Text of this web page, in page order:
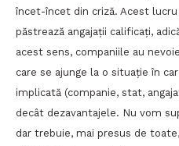
încet-încet din criză. Acest
păstrează angajații calificați,
acest sens, companiile au
care se ajunge la o situație în
implicată (companie, stat,
decât dezavantajele. Nu vom
dar trebuie, mai presus de